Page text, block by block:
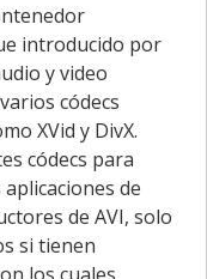
introducido por
y video
códecs
XVid y DivX.
códecs para
de
de AVI, solo
si tienen
los cuales